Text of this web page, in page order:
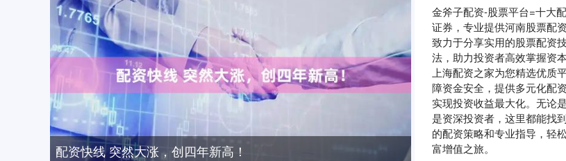
配资快线 突然大涨，创四年新高！
金斧子配资-股票平台=十大
证券，专业提供河南股票配
致力于分享实用的股票配资
法，助力投资者高效掌握资本
上海配资之家为您精选优质
障资金安全，提供多元化配
实现投资收益最大化。无论
是资深投资者，这里都能找
的配资策略和专业指导，轻
富增值之旅。